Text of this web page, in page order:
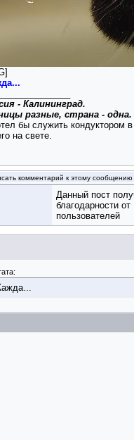
- Калининград.
разные, страна - одна.
бы служить кондуктором
на свете.
комментарий к этому сообщению
Данный пост
благодарности от
пользователей